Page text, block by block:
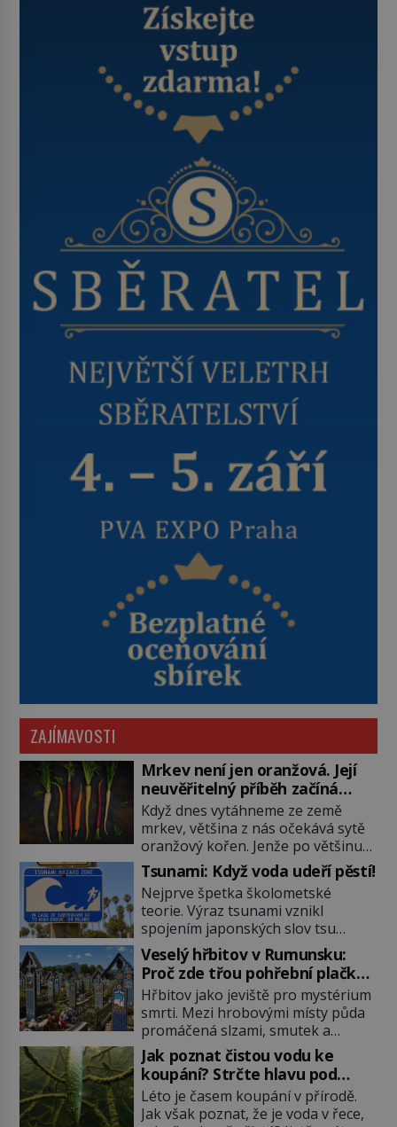
ZAJÍMAVOSTI
Mrkev není jen oranžová. Její
neuvěřitelný příběh začíná
fialovou barvou
Když dnes vytáhneme ze země
mrkev, většina z nás očekává sytě
oranžový kořen. Jenže po většinu
své historie je mrkev všechno
možné, jen ne oranžová. Je fialová,
žlutá, bílá, někdy dokonce téměř
černá. Až díky stovkám let
pečlivého šlechtění se z ní stává
zelenina, bez které si českou
zahradu ani nedokážeme
představit. Její příběh je […]
Tsunami: Když voda udeří pěstí!
Nejprve špetka školometské
teorie. Výraz tsunami vznikl
spojením japonských slov tsu
(přístav) a nami (vlna). Jedná se o
dlouhou vlnu, která je na volném
moři takřka nepostřehnutelná.
Ačkoli je vlnová délka tsunami i 300
kilometrů, výška vlny na volném
moři je maximálně 1,5 metru.
Máme se podobné obří vlny obávat
i v Evropě? Vznik tsunami si […]
Veselý hřbitov v Rumunsku:
Proč zde třou pohřební plačky
bídu s nouzí?
Hřbitov jako jeviště pro mystérium
smrti. Mezi hrobovými místy půda
promáčená slzami, smutek a
vědomí konečnosti lidské existence.
Jsou ale výjimky, kde pohřební
plačky smutně žmoulají kapesníky
nikoli při smutečním obřadu, ale
při pohledu na výši vyměřené
Jak poznat čistou vodu ke
koupání? Strčte hlavu pod
hladinu!
Léto je časem koupání v přírodě.
Jak však poznat, že je voda v řece,